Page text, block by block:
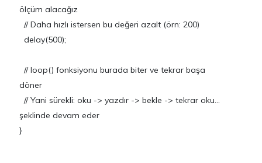
ölçüm alacağız
// Daha hızlı istersen bu değeri azalt (örn: 200)
delay(500);
// loop() fonksiyonu burada biter ve tekrar başa
döner
// Yani sürekli: oku -> yazdır -> bekle -> tekrar oku...
şeklinde devam eder
}